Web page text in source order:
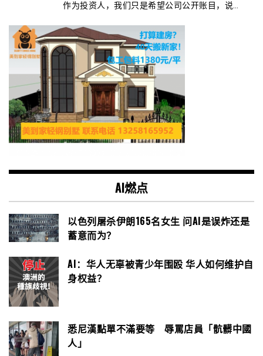
作为投资人，我们只是希望公司公开账目，说…
AI燃点
以色列屠杀伊朗165名女生 问AI是误炸还是
蓄意而为？
AI：华人无辜被青少年围殴 华人如何维护自
身权益？
悉尼漢點單不滿要等 辱罵店員「骯髒中國
人」